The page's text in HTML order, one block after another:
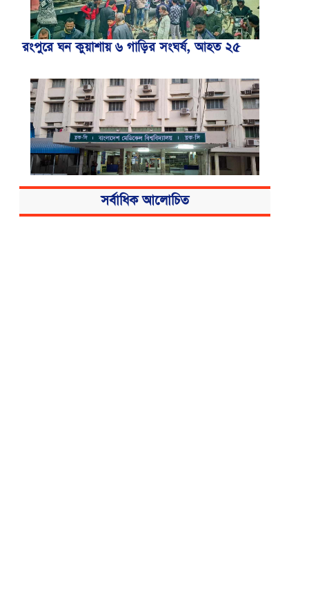
রংপুরে ঘন কুয়াশায় ৬ গাড়ির সংঘর্ষ, আহত ২৫
বিএসএমএমইউয়ের নতুন নাম বাংলাদেশ
সর্বাধিক আলোচিত